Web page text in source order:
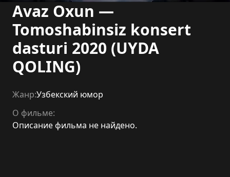
Avaz Oxun —
Tomoshabinsiz konsert
dasturi 2020 (UYDA
QOLING)
Жанр:Узбекский юмор
О фильме:
Описание фильма не найдено.